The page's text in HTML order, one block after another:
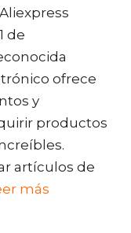
de
ofrece
y
productos
artículos de
más